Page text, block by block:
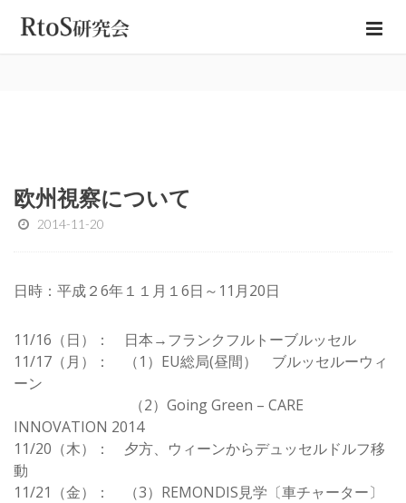
欧州視察について
2014-11-20
日時：平成２6年１１月１6日～11月20日
11/16（日）： 日本→フランクフルトーブルッセル
11/17（月）： （1）EU総局(昼間） ブルッセルーウィ
ーン
（2）Going Green – CARE
INNOVATION 2014
11/20（木）： 夕方、ウィーンからデュッセルドルフ移
動
11/21（金）： （3）REMONDIS見学〔車チャーター〕